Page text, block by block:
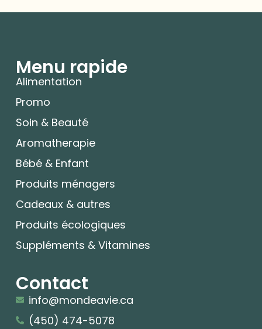
Menu rapide
Alimentation
Promo
Soin & Beauté
Aromatherapie
Bébé & Enfant
Produits ménagers
Cadeaux & autres
Produits écologiques
Suppléments & Vitamines
Contact
info@mondeavie.ca
(450) 474-5078